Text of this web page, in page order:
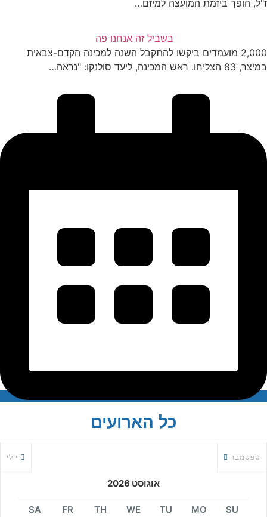
הופך ביזמת המועצה למיזם…
בשביל זה אנחנו פה
2,000 מועמדים ביקשו להתקבל השנה למכינה הקדם-צבאית
ראש המכינה, ליעד סולנקו: "נראה…
כל הארועים
יולי
אוגוסט 2026
ספטמבר
SU
MO
TU
WE
TH
FR
SA